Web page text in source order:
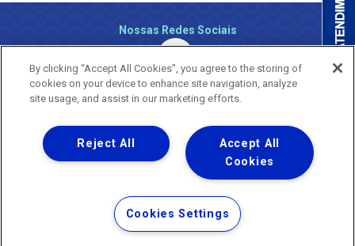
Nossas Redes Sociais
Uma empresa
Copyright ® 2026 - Todos os Direitos Reservados.
Nossa natureza movimenta a vida
Termos Gerais de Uso de Sites e Aplicativos
Política de Privacidade e Proteção de Dados
By clicking “Accept All Cookies”, you agree to the storing of
cookies on your device to enhance site navigation, analyze
site usage, and assist in our marketing efforts.
Accept All
Cookies
Reject All
Cookies Settings